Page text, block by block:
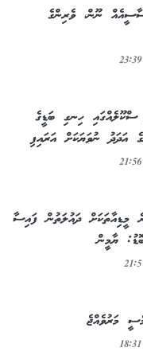
ނޫން، ވެރިންގެ
ހިނގި ބަޑީގެ
އަދަދު ނުވަޔަކަށް އަރައިފި
ދައުލަތުން ފައިސާ
ޔާމީން
މަރުވެއްޖެ